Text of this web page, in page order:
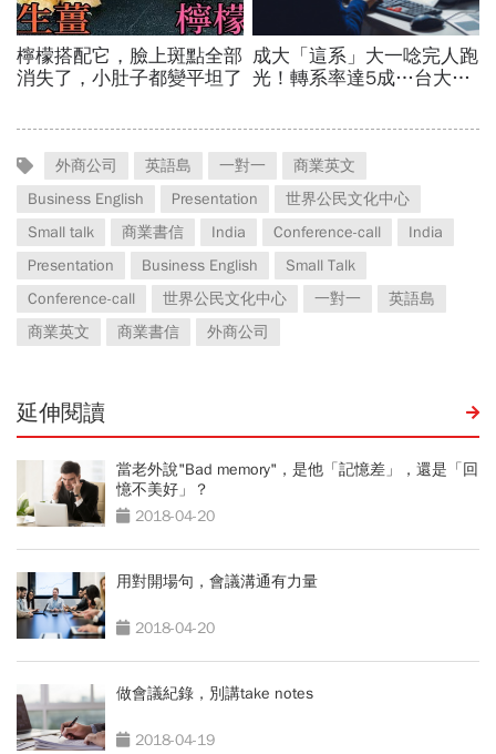
外商公司 英語島 一對一
商業英文
Business English
Presentation
世界公民文化中心
Small talk
商業書信 India Conference-call
India
Presentation
Business English
Small Talk
Conference-call
世界公民文化中心 一對一
英語島
商業英文
商業書信 外商公司
延伸閱讀
當老外說"Bad memory"，是他「記憶差」，還是「回
憶不美好」？
2018-04-20
用對開場句，會議溝通有力量
2018-04-20
做會議紀錄，別講take notes
2018-04-19